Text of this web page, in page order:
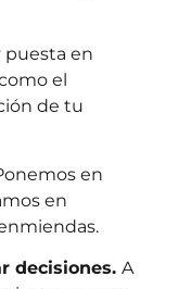
puesta en
el
de tu
en
en
decisiones. A